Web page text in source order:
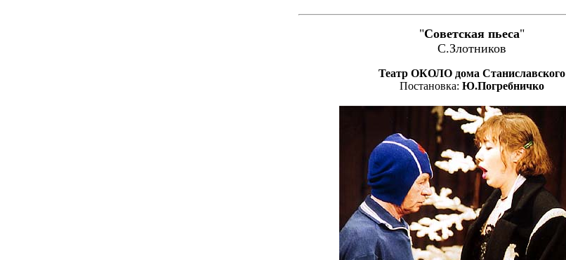
"Советская пьеса"
С.Злотников
Театр ОКОЛО дома Станиславского
Постановка: Ю.Погребничко